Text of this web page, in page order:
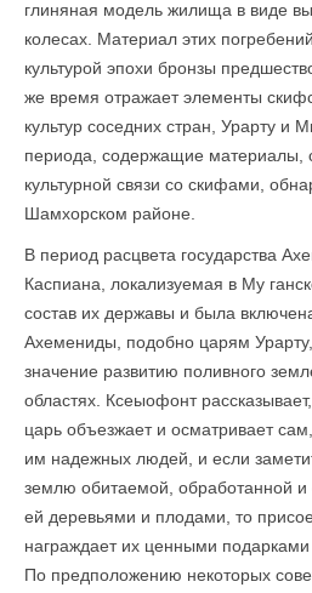
глиняная модель жилища в виде
колесах. Материал этих
культурой эпохи бронзы
же время отражает элементы
культур соседних стран, Урарту и
периода, содержащие материалы,
культурной связи со скифами,
Шамхорском районе.
В период расцвета государства
Каспиана, локализуемая в My
состав их державы и была включ
Ахемениды, подобно царям
значение развитию поливного
областях. Ксеыофонт
царь объезжает и осматривает
им надежных людей, и если
землю обитаемой, обработанной и
ей деревьями и плодами, то
награждает их ценными
По предположению некоторых